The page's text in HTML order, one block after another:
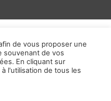
prospère
de confidentialité-Contact
de vous proposer une
souvenant de vos
En cliquant sur
l'utilisation de tous les